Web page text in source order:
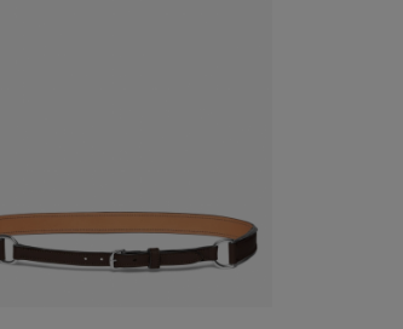
見る 購入する